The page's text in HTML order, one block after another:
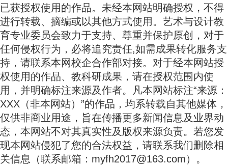
已获授权使用的作品。未经本网站明确授权，不得
进行转载、摘编或以其他方式使用。艺术与设计教
育专业委员会致力于支持、尊重并保护原创，对于
任何侵权行为，必将追究责任,如需成果转化服务支
持，请联系本网校企合作部对接。 对于经本网站授
权使用的作品、教科研成果，请在授权范围内使
用，并明确标注来源及作者。凡本网站标注“来源：
XXX（非本网站）”的作品，均系转载自其他媒体，
仅供非商业用途，旨在传播更多新闻信息及业界动
态，本网站不对其真实性及版权来源负责。若您发
现本网站侵犯了您的合法权益，请联系我们删除相
关信息（联系邮箱：myfh2017@163.com）。